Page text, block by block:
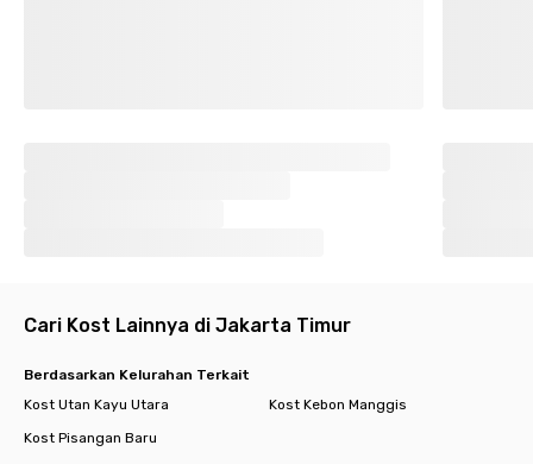
Cari Kost Lainnya di Jakarta Timur
Berdasarkan Kelurahan Terkait
Kost Utan Kayu Utara
Kost Kebon Manggis
Kost Pisangan Baru